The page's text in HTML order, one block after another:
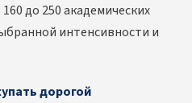
до 250 академических
интенсивности и
дорогой